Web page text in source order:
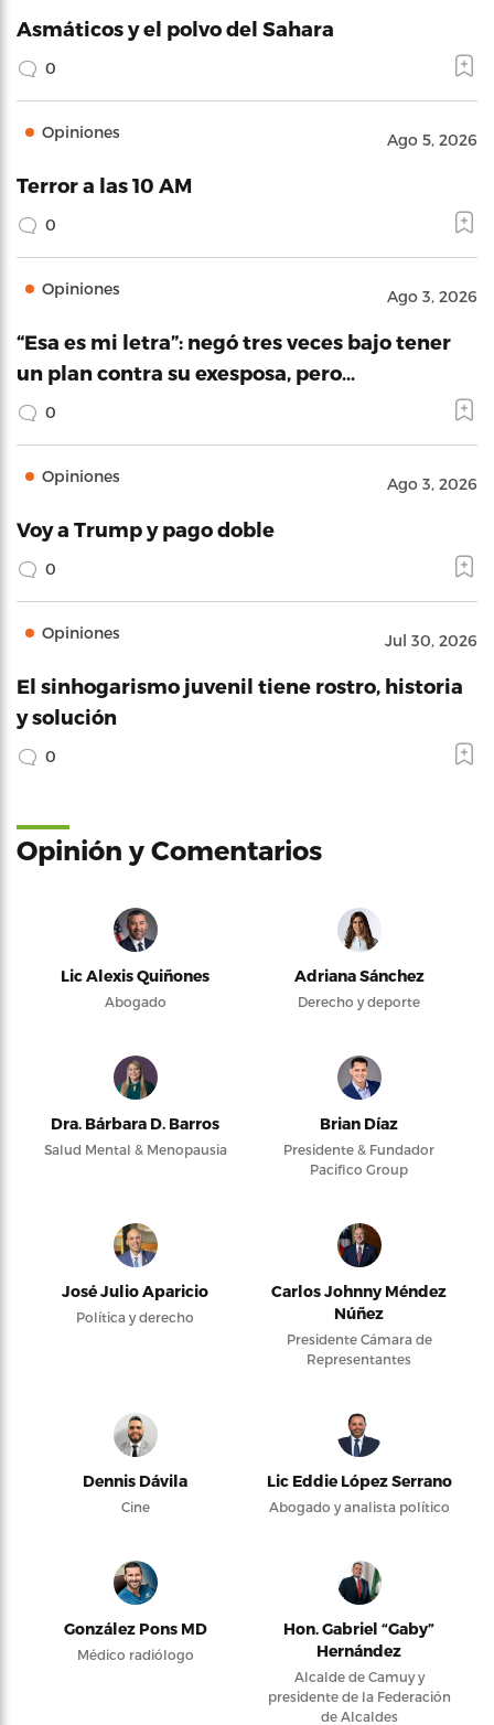
Asmáticos y el polvo del Sahara
0
Opiniones Ago 5, 2026
Terror a las 10 AM
0
Opiniones Ago 3, 2026
“Esa es mi letra”: negó tres veces bajo tener
un plan contra su exesposa, pero…
0
Opiniones Ago 3, 2026
Voy a Trump y pago doble
0
Opiniones Jul 30, 2026
El sinhogarismo juvenil tiene rostro, historia
y solución
0
Opinión y Comentarios
Lic Alexis Quiñones
Abogado
Adriana Sánchez
Derecho y deporte
Dra. Bárbara D. Barros
Salud Mental & Menopausia
Brian Díaz
Presidente & Fundador
Pacifico Group
José Julio Aparicio
Política y derecho
Carlos Johnny Méndez
Núñez
Presidente Cámara de
Representantes
Dennis Dávila
Cine
Lic Eddie López Serrano
Abogado y analista político
González Pons MD
Médico radiólogo
Hon. Gabriel “Gaby”
Hernández
Alcalde de Camuy y
presidente de la Federación
de Alcaldes